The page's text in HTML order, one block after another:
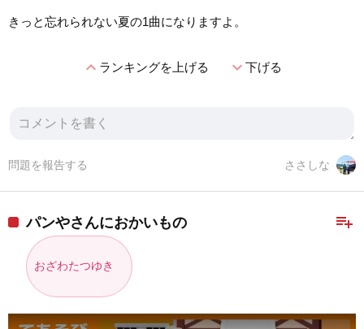
きっと忘れられない夏の1曲になりますよ。
expand_lessランキングを上げる expand_more下げる
ささしな
問題を報告する
playlist_add
パンやさんにおかいもの
おざわたつゆき